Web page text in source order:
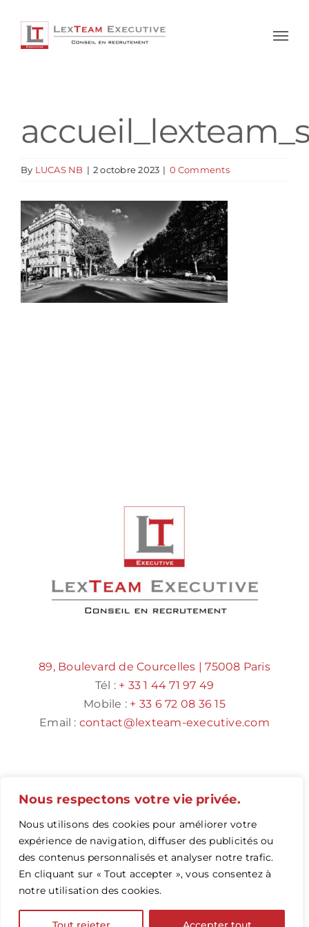
Nous respectons votre vie privée.
Nous utilisons des cookies pour améliorer votre
expérience de navigation, diffuser des publicités ou
des contenus personnalisés et analyser notre trafic.
En cliquant sur « Tout accepter », vous consentez à
notre utilisation des cookies.
content
By LUCAS NB | 2 octobre 2023 | 0 Comments
89, Boulevard de Courcelles | 75008 Paris
Tél : + 33 1 44 71 97 49
Mobile : + 33 6 72 08 36 15
Email : contact@lexteam-executive.com
www.lexteam-executive.com
LinkedIn